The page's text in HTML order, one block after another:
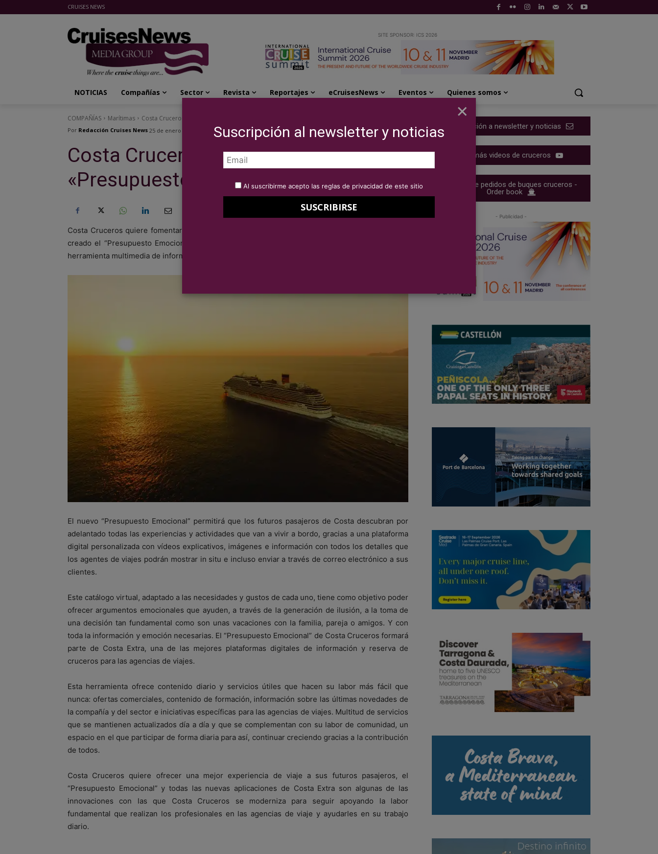
CRUISES NEWS
SITE SPONSOR: ICS 2026
NOTICIAS Compañías Sector Revista Reportajes eCruisesNews Eventos Quienes somos
COMPAÑÍAS Marítimas Costa Cruceros presenta el nuevo "Presupuesto Emocional"
Por Redacción Cruises News 25 de enero de 2017
Costa Cruceros presenta el nuevo
«Presupuesto Emocional»
Costa Cruceros quiere fomentar la toma de decisiones basadas en las emociones. Para ello, ha
creado el “Presupuesto Emocional”, un innovador concepto que forma parte de Costa Extra, la
herramienta multimedia de información y reservas que ayuda a la hora de elegir unas vacaciones.
El nuevo “Presupuesto Emocional” permitirá que los futuros pasajeros de Costa descubran por
adelantado todas las experiencias y actividades que van a vivir a bordo, gracias a una plataforma
digital personalizada con vídeos explicativos, imágenes e información con todos los detalles que
los agentes de viajes podrán mostrar in situ e incluso enviar a través de correo electrónico a sus
clientes.
Este catálogo virtual, adaptado a las necesidades y gustos de cada uno, tiene como objetivo poder
ofrecer argumentos emocionales que ayuden, a través de la generación de ilusión, a la toma de
una decisión tan fundamental como son unas vacaciones con la familia, pareja o amigos. Y con
toda la información y emoción necesarias. El “Presupuesto Emocional” de Costa Cruceros formará
parte de Costa Extra, una de las mejores plataformas digitales de información y reserva de
cruceros para las agencias de viajes.
Esta herramienta ofrece contenido diario y servicios útiles que hacen su labor más fácil que
nunca: ofertas comerciales, contenido de formación, información sobre las últimas novedades de
la compañía y del sector e iniciativas específicas para las agencias de viajes. Multitud de servicios
que se mantienen actualizados día a día y que se complementan con su labor de comunidad, un
espacio en el que participar de forma diaria para así, continuar creciendo gracias a la contribución
de todos.
Costa Cruceros quiere ofrecer una mejor experiencia de viaje a sus futuros pasajeros, el
“Presupuesto Emocional” y todas las nuevas aplicaciones de Costa Extra son algunas de las
innovaciones con las que Costa Cruceros se moderniza para seguir apoyando la labor
fundamental que realizan los profesionales en las agencias de viaje y ayudarles en su trabajo
diario.
Suscripción a newsletter y noticias
Ver más videos de cruceros
Cartera de pedidos de buques cruceros -
Order book
- Publicidad -
×
Suscripción al newsletter y noticias
Al suscribirme acepto las reglas de privacidad de este sitio